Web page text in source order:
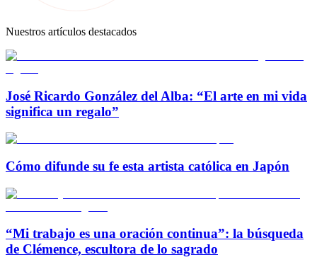
Nuestros artículos destacados
José Ricardo González del Alba: “El arte en mi vida
significa un regalo”
Cómo difunde su fe esta artista católica en Japón
“Mi trabajo es una oración continua”: la búsqueda
de Clémence, escultora de lo sagrado